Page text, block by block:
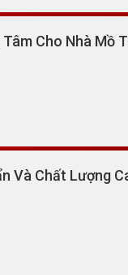
Cho Nhà Mồ
Và Chất Lượng